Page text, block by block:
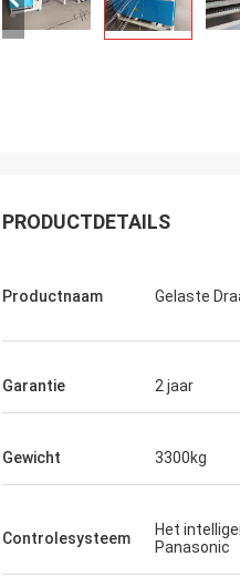
PRODUCTDETAILS
Productnaam Gelaste
Garantie 2 jaar
Gewicht 3300kg
Controlesysteem
Het
Panasonic